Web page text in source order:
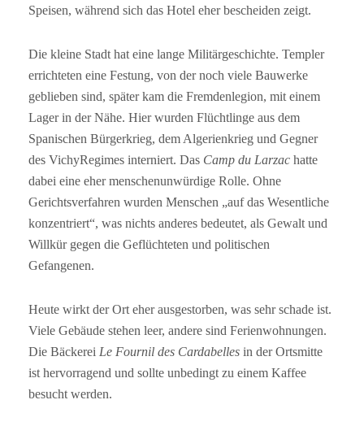
Speisen, während sich das Hotel eher bescheiden zeigt.
Die kleine Stadt hat eine lange Militärgeschichte. Templer
errichteten eine Festung, von der noch viele Bauwerke
geblieben sind, später kam die Fremdenlegion, mit einem
Lager in der Nähe. Hier wurden Flüchtlinge aus dem
Spanischen Bürgerkrieg, dem Algerienkrieg und Gegner
des VichyRegimes interniert. Das Camp du Larzac hatte
dabei eine eher menschenunwürdige Rolle. Ohne
Gerichtsverfahren wurden Menschen „auf das Wesentliche
konzentriert“, was nichts anderes bedeutet, als Gewalt und
Willkür gegen die Geflüchteten und politischen
Gefangenen.
Heute wirkt der Ort eher ausgestorben, was sehr schade ist.
Viele Gebäude stehen leer, andere sind Ferienwohnungen.
Die Bäckerei Le Fournil des Cardabelles in der Ortsmitte
ist hervorragend und sollte unbedingt zu einem Kaffee
besucht werden.